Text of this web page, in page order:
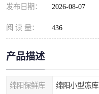
发布日期： 2026-08-07
阅 读 量： 436
产品描述
绵阳保鲜库 绵阳小型冻库